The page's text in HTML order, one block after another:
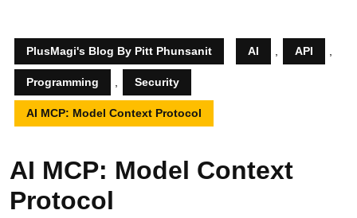
PlusMagi's Blog By Pitt Phunsanit AI API
Programming Security
AI MCP: Model Context Protocol
AI MCP: Model Context
Protocol